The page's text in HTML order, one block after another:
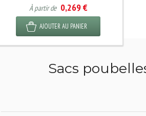
À partir de 0,269 €
AJOUTER AU PANIER
Sacs